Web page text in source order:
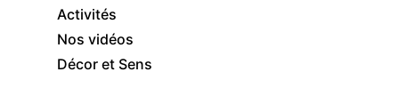
Activités
Nos vidéos
Décor et Sens